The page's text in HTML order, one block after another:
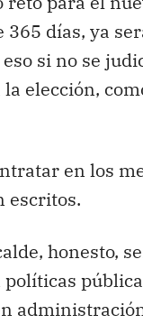
365 días, ya
si no se
elección,
en los
escritos.
honesto,